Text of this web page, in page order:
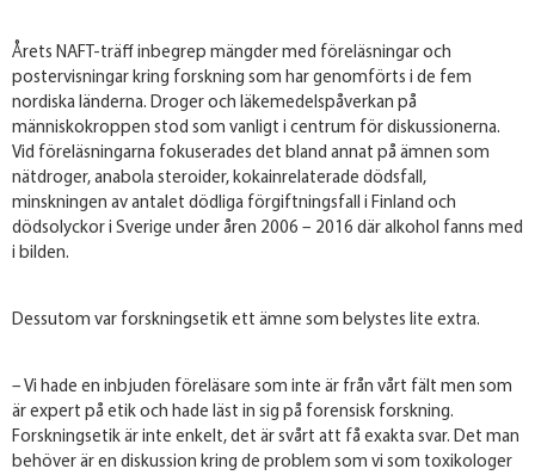
Årets NAFT-träff inbegrep mängder med föreläsningar och
postervisningar kring forskning som har genomförts i de fem
nordiska länderna. Droger och läkemedelspåverkan på
människokroppen stod som vanligt i centrum för diskussionerna.
Vid föreläsningarna fokuserades det bland annat på ämnen som
nätdroger, anabola steroider, kokainrelaterade dödsfall,
minskningen av antalet dödliga förgiftningsfall i Finland och
dödsolyckor i Sverige under åren 2006 – 2016 där alkohol fanns med
i bilden.
Dessutom var forskningsetik ett ämne som belystes lite extra.
– Vi hade en inbjuden föreläsare som inte är från vårt fält men som
är expert på etik och hade läst in sig på forensisk forskning.
Forskningsetik är inte enkelt, det är svårt att få exakta svar. Det man
behöver är en diskussion kring de problem som vi som toxikologer